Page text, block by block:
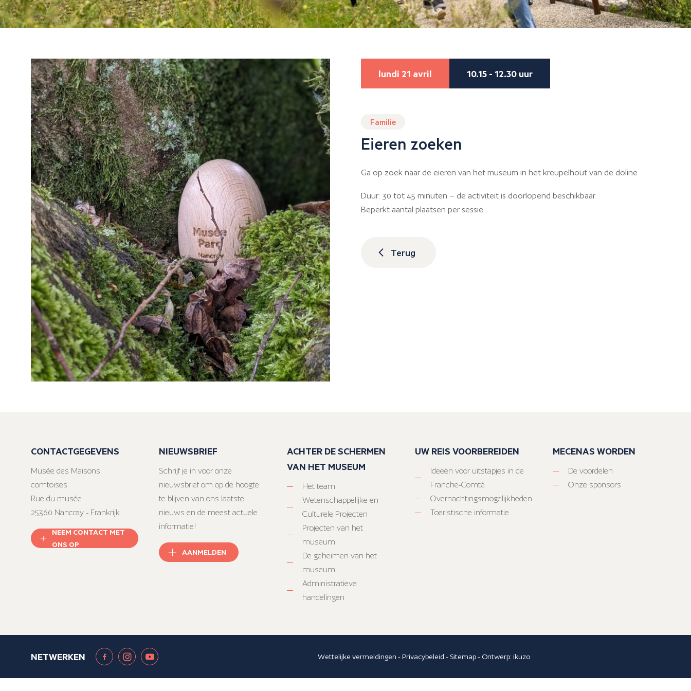
lundi 21 avril 10.15 - 12.30 uur
Familie
Eieren zoeken
Ga op zoek naar de eieren van het museum in het kreupelhout van de doline
Duur: 30 tot 45 minuten – de activiteit is doorlopend beschikbaar.
Beperkt aantal plaatsen per sessie.
Terug
CONTACTGEGEVENS
Musée des Maisons
comtoises
Rue du musée
25360 Nancray - Frankrijk
NEEM CONTACT MET
ONS OP
NIEUWSBRIEF
Schrijf je in voor onze
nieuwsbrief om op de hoogte
te blijven van ons laatste
nieuws en de meest actuele
informatie!
AANMELDEN
ACHTER DE SCHERMEN
VAN HET MUSEUM
Het team
Wetenschappelijke en
Culturele Projecten
Projecten van het
museum
De geheimen van het
museum
Administratieve
handelingen
UW REIS VOORBEREIDEN
Ideeën voor uitstapjes in de
Franche-Comté
Overnachtingsmogelijkheden
Toeristische informatie
MECENAS WORDEN
De voordelen
Onze sponsors
NETWERKEN Wettelijke vermeldingen -Privacybeleid - Sitemap- Ontwerp:ikuzo